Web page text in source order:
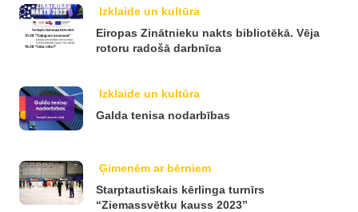
Izklaide un kultūra
Eiropas Zinātnieku nakts bibliotēkā. Vēja
rotoru radošā darbnīca
Izklaide un kultūra
Galda tenisa nodarbības
Ģimenēm ar bērniem
Starptautiskais kērlinga turnīrs
“Ziemassvētku kauss 2023”